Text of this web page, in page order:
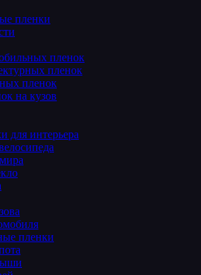
пленки
пленок
пленок
пленок
на кузов
для интерьера
пленки